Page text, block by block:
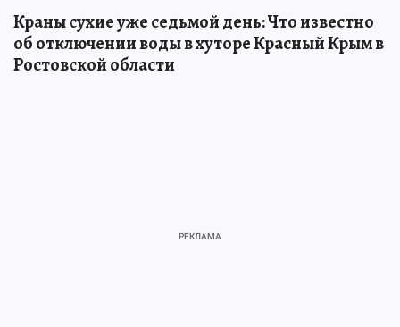
Краны сухие уже седьмой день: Что известно
об отключении воды в хуторе Красный Крым в
Ростовской области